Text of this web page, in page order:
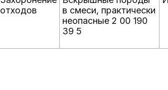
отходов
в смеси, практически
неопасные 2 00 190
39 5